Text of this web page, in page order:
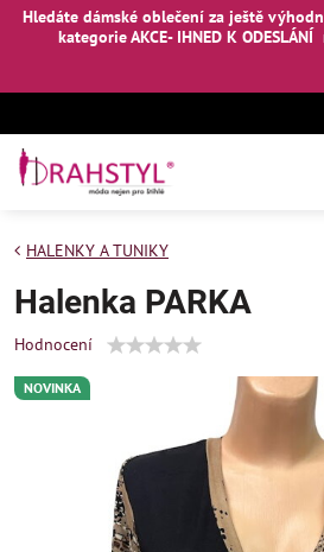
Hledáte dámské oblečení za ještě
kategorie AKCE- IHNED K ODESLÁNÍ
NOVINKA
HALENKY A TUNIKY
Halenka PARKA
Hodnocení